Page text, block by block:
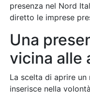
presenza nel Nord
diretto le imprese
Una
vicina alle
La scelta di aprire
inserisce nella